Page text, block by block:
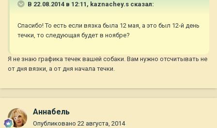
В 22.08.2014 в 12:11, kaznachey.s сказал:
Спасибо! То есть если вязка была 12 мая, а это был 12-й день
течки, то следующая будет в ноябре?
Я не знаю графика течек вашей собаки. Вам нужно отсчитывать не
от дня вязки, а от дня начала течки.
Aннaбель
Опубликовано 22 августа, 2014